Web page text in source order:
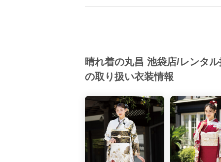
晴れ着の丸昌 池袋店/レンタ
の取り扱い衣装情報